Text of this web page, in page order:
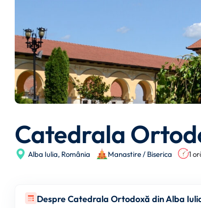
Catedrala
Alba Iulia, România Manastire / Biserica 1
Despre Catedrala Ortodoxă din Alba